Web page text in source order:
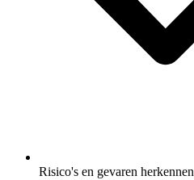
Risico's en gevaren herkennen